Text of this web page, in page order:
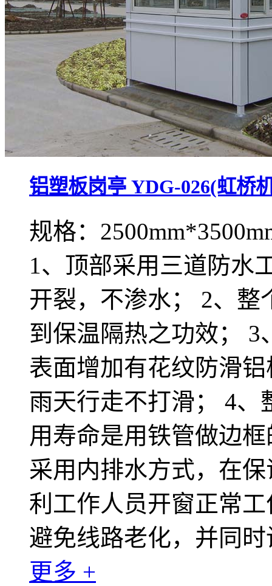
铝塑板岗亭 YDG-026(虹桥
规格：
1、顶部采用三道防水
开裂，不渗水； 2、
到保温隔热之功效；
表面增加有花纹防滑
雨天行走不打滑； 4
用寿命是用铁管做边
采用内排水方式，在
利工作人员开窗正常
避免线路老化，并同
更多 +